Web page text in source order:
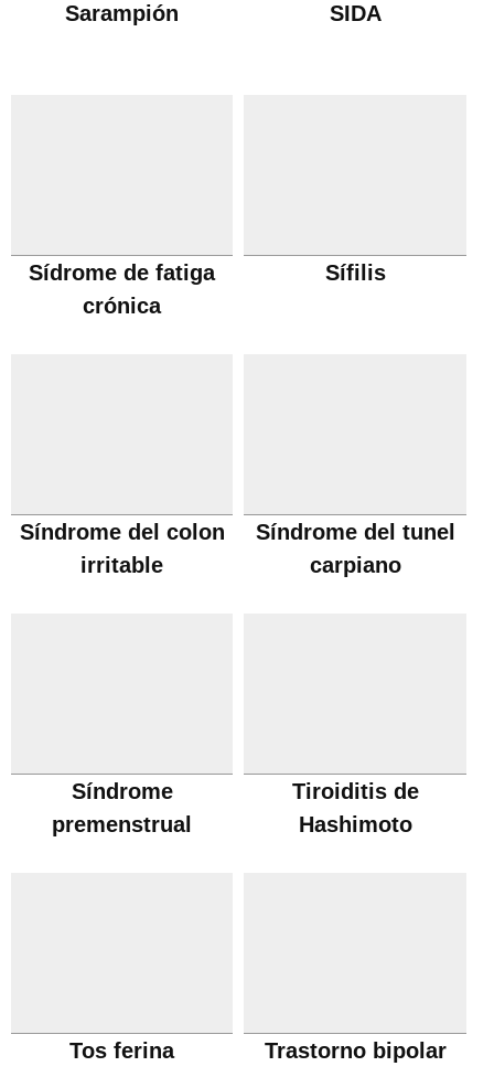
Sarampión SIDA
Sídrome de fatiga
crónica
Sífilis
Síndrome del colon
irritable
Síndrome del tunel
carpiano
Síndrome
premenstrual
Tiroiditis de
Hashimoto
Tos ferina Trastorno bipolar